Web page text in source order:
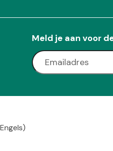
Meld je aan voor
Engels)